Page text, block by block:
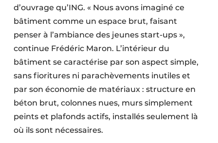
d’ouvrage qu’ING. « Nous avons imaginé ce
bâtiment comme un espace brut, faisant
penser à l’ambiance des jeunes start-ups »,
continue Frédéric Maron. L’intérieur du
bâtiment se caractérise par son aspect simple,
sans fioritures ni parachèvements inutiles et
par son économie de matériaux : structure en
béton brut, colonnes nues, murs simplement
peints et plafonds actifs, installés seulement là
où ils sont nécessaires.